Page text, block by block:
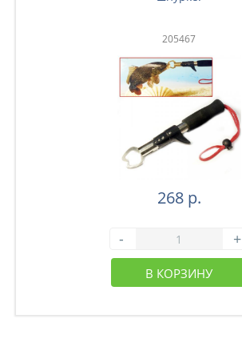
205467
268 р.
- +
В КОРЗИНУ